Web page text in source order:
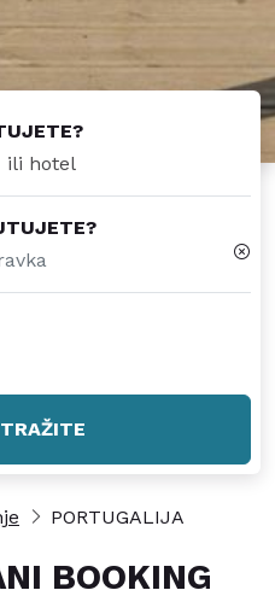
PORTUGALIJA
BOOKING